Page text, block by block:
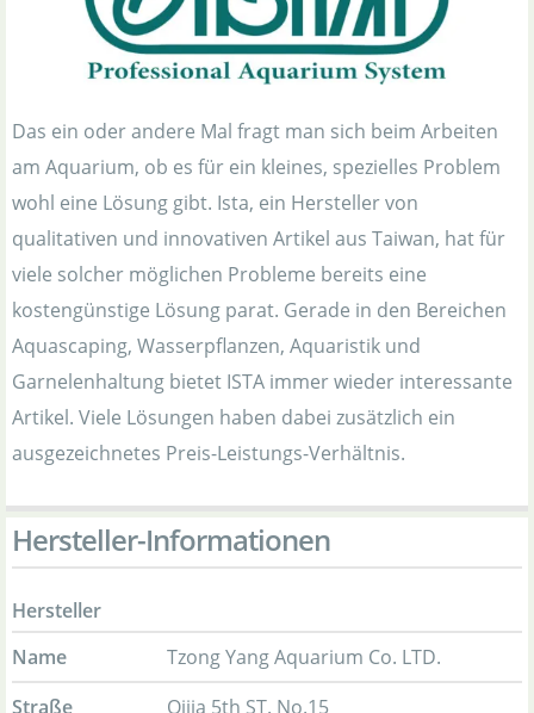
Das ein oder andere Mal fragt man sich beim Arbeiten
am Aquarium, ob es für ein kleines, spezielles Problem
wohl eine Lösung gibt. Ista, ein Hersteller von
qualitativen und innovativen Artikel aus Taiwan, hat für
viele solcher möglichen Probleme bereits eine
kostengünstige Lösung parat. Gerade in den Bereichen
Aquascaping, Wasserpflanzen, Aquaristik und
Garnelenhaltung bietet ISTA immer wieder interessante
Artikel. Viele Lösungen haben dabei zusätzlich ein
ausgezeichnetes Preis-Leistungs-Verhältnis.
Hersteller-Informationen
Hersteller
Name
Tzong Yang Aquarium Co. LTD.
Straße
Qijia 5th ST. No.15